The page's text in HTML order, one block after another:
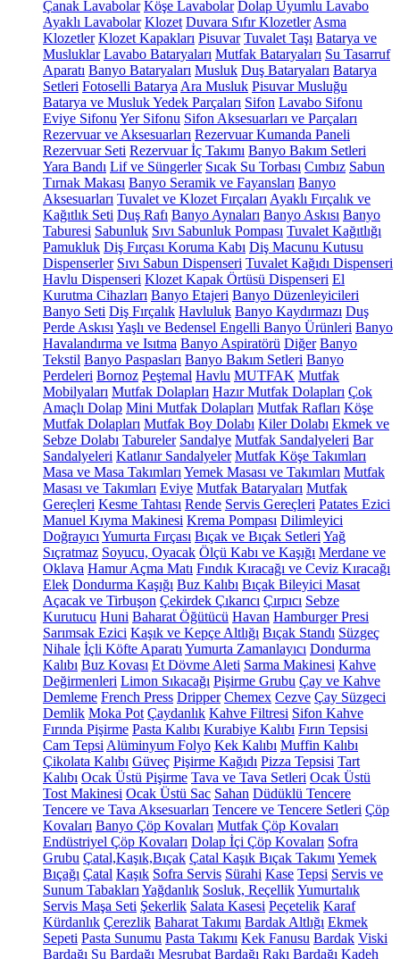
Çanak Lavabolar Köşe Lavabolar Dolap Uyumlu Lavabo
Ayaklı Lavabolar Klozet Duvara Sıfır Klozetler Asma
Klozetler Klozet Kapakları Pisuvar Tuvalet Taşı Batarya ve
Musluklar Lavabo Bataryaları Mutfak Bataryaları Su Tasarruf
Aparatı Banyo Bataryaları Musluk Duş Bataryaları Batarya
Setleri Fotoselli Batarya Ara Musluk Pisuvar Musluğu
Batarya ve Musluk Yedek Parçaları Sifon Lavabo Sifonu
Eviye Sifonu Yer Sifonu Sifon Aksesuarları ve Parçaları
Rezervuar ve Aksesuarları Rezervuar Kumanda Paneli
Rezervuar Seti Rezervuar İç Takımı Banyo Bakım Setleri
Yara Bandı Lif ve Süngerler Sıcak Su Torbası Cımbız Sabun
Tırnak Makası Banyo Seramik ve Fayansları Banyo
Aksesuarları Tuvalet ve Klozet Fırçaları Ayaklı Fırçalık ve
Kağıtlık Seti Duş Rafı Banyo Aynaları Banyo Askısı Banyo
Taburesi Sabunluk Sıvı Sabunluk Pompası Tuvalet Kağıtlığı
Pamukluk Diş Fırçası Koruma Kabı Diş Macunu Kutusu
Dispenserler Sıvı Sabun Dispenseri Tuvalet Kağıdı Dispenseri
Havlu Dispenseri Klozet Kapak Örtüsü Dispenseri El
Kurutma Cihazları Banyo Etajeri Banyo Düzenleyicileri
Banyo Seti Diş Fırçalık Havluluk Banyo Kaydırmazı Duş
Perde Askısı Yaşlı ve Bedensel Engelli Banyo Ürünleri Banyo
Havalandırma ve Isıtma Banyo Aspiratörü Diğer Banyo
Tekstil Banyo Paspasları Banyo Bakım Setleri Banyo
Perdeleri Bornoz Peştemal Havlu MUTFAK Mutfak
Mobilyaları Mutfak Dolapları Hazır Mutfak Dolapları Çok
Amaçlı Dolap Mini Mutfak Dolapları Mutfak Rafları Köşe
Mutfak Dolapları Mutfak Boy Dolabı Kiler Dolabı Ekmek ve
Sebze Dolabı Tabureler Sandalye Mutfak Sandalyeleri Bar
Sandalyeleri Katlanır Sandalyeler Mutfak Köşe Takımları
Masa ve Masa Takımları Yemek Masası ve Takımları Mutfak
Masası ve Takımları Eviye Mutfak Bataryaları Mutfak
Gereçleri Kesme Tahtası Rende Servis Gereçleri Patates Ezici
Manuel Kıyma Makinesi Krema Pompası Dilimleyici
Doğrayıcı Yumurta Fırçası Bıçak ve Bıçak Setleri Yağ
Sıçratmaz Soyucu, Oyacak Ölçü Kabı ve Kaşığı Merdane ve
Oklava Hamur Açma Matı Fındık Kıracağı ve Ceviz Kıracağı
Elek Dondurma Kaşığı Buz Kalıbı Bıçak Bileyici Masat
Açacak ve Tirbuşon Çekirdek Çıkarıcı Çırpıcı Sebze
Kurutucu Huni Baharat Öğütücü Havan Hamburger Presi
Sarımsak Ezici Kaşık ve Kepçe Altlığı Bıçak Standı Süzgeç
Nihale İçli Köfte Aparatı Yumurta Zamanlayıcı Dondurma
Kalıbı Buz Kovası Et Dövme Aleti Sarma Makinesi Kahve
Değirmenleri Limon Sıkacağı Pişirme Grubu Çay ve Kahve
Demleme French Press Dripper Chemex Cezve Çay Süzgeci
Demlik Moka Pot Çaydanlık Kahve Filtresi Sifon Kahve
Fırında Pişirme Pasta Kalıbı Kurabiye Kalıbı Fırın Tepsisi
Cam Tepsi Alüminyum Folyo Kek Kalıbı Muffin Kalıbı
Çikolata Kalıbı Güveç Pişirme Kağıdı Pizza Tepsisi Tart
Kalıbı Ocak Üstü Pişirme Tava ve Tava Setleri Ocak Üstü
Tost Makinesi Ocak Üstü Sac Sahan Düdüklü Tencere
Tencere ve Tava Aksesuarları Tencere ve Tencere Setleri Çöp
Kovaları Banyo Çöp Kovaları Mutfak Çöp Kovaları
Endüstriyel Çöp Kovaları Dolap İçi Çöp Kovaları Sofra
Grubu Çatal,Kaşık,Bıçak Çatal Kaşık Bıçak Takımı Yemek
Bıçağı Çatal Kaşık Sofra Servis Sürahi Kase Tepsi Servis ve
Sunum Tabakları Yağdanlık Sosluk, ReçellikYumurtalık
Servis Maşa Seti Şekerlik Salata Kasesi Peçetelik Karaf
Kürdanlık Çerezlik Baharat Takımı Bardak Altlığı Ekmek
Sepeti Pasta Sunumu Pasta Takımı Kek Fanusu Bardak Viski
Bardağı Su Bardağı Meşrubat Bardağı Rakı Bardağı Kadeh